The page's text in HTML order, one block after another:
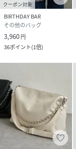
クーポン対象
BIRTHDAY BAR
その他のバッグ
3,960円
36ポイント(1倍)